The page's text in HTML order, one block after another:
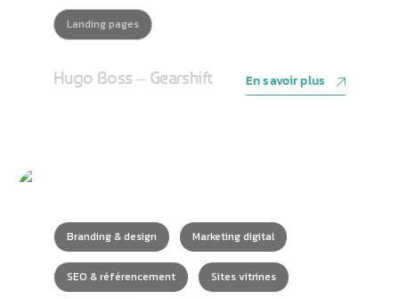
Landing pages
Hugo Boss – Gearshift En savoir plus
Branding & design Marketing digital
SEO & référencement Sites vitrines